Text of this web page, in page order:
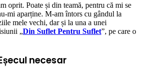
oprit. Poate și din teamă, pentru că mi se
mi aparține. M-am întors cu gândul la
mele vechi, dar și la una a unei
„Din Suflet Pentru Suflet”, pe care o
necesar